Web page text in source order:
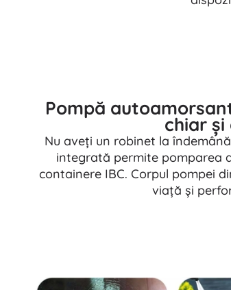
Pompă
chiar
Nu aveți un robinet la
integrată permite pomparea
containere IBC. Corpul pompei
viață și